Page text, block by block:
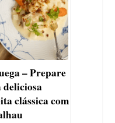
– Prepare
deliciosa
clássica com